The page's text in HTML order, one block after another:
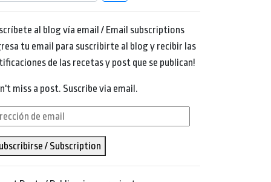
al blog vía email / Email subscriptions
tu email para suscribirte al blog y recibir las
de las recetas y post que se publican!
miss a post. Suscribe via email.
/ Subscription